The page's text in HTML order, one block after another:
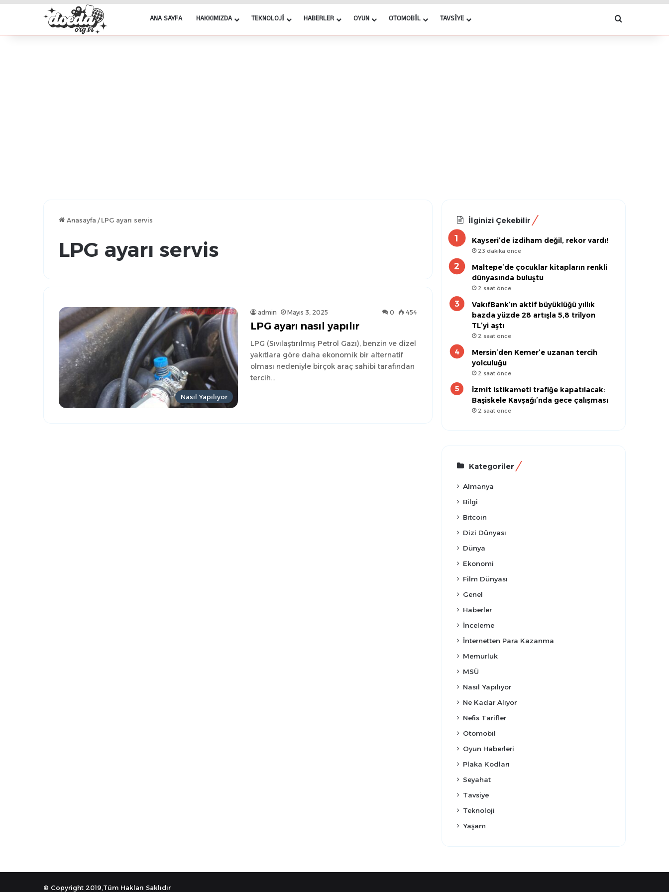
ANA SAYFA HAKKIMIZDA TEKNOLOJI HABERLER OYUN OTOMOBIL TAVSIYE Arama yap
Anasayfa / LPG ayarı servis
LPG ayarı servis
Nasıl Yapılıyor
admin Mayıs 3, 2025 0 454
LPG ayarı nasıl yapılır
LPG (Sıvılaştırılmış Petrol Gazı), benzin ve dizel
yakıtlara göre daha ekonomik bir alternatif
olması nedeniyle birçok araç sahibi tarafından
tercih…
İlginizi Çekebilir
Kayseri’de izdiham değil, rekor vardı!
23 dakika önce
Maltepe’de çocuklar kitapların renkli
dünyasında buluştu
2 saat önce
VakıfBank’ın aktif büyüklüğü yıllık
bazda yüzde 28 artışla 5,8 trilyon
TL’yi aştı
2 saat önce
Mersin’den Kemer’e uzanan tercih
yolculuğu
2 saat önce
İzmit istikameti trafiğe kapatılacak:
Başiskele Kavşağı’nda gece çalışması
2 saat önce
Kategoriler
Almanya
Bilgi
Bitcoin
Dizi Dünyası
Dünya
Ekonomi
Film Dünyası
Genel
Haberler
İnceleme
İnternetten Para Kazanma
Memurluk
MSÜ
Nasıl Yapılıyor
Ne Kadar Alıyor
Nefis Tarifler
Otomobil
Oyun Haberleri
Plaka Kodları
Seyahat
Tavsiye
Teknoloji
Yaşam
© Copyright 2019,Tüm Hakları Saklıdır